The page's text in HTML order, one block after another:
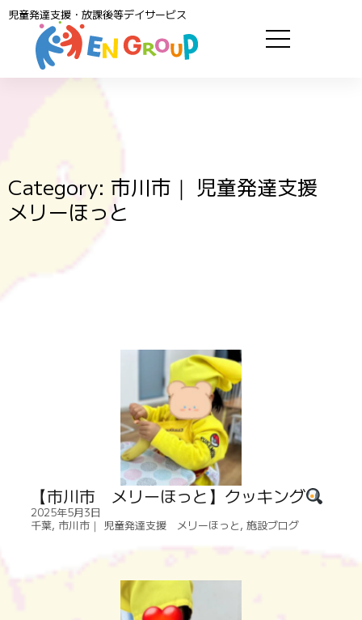
児童発達支援・放課後等デイサービス
Category: 市川市｜ 児童発達支援
メリーほっと
【市川市 メリーほっと】クッキング
2025年5月3日
千葉, 市川市｜ 児童発達支援 メリーほっと, 施設ブログ